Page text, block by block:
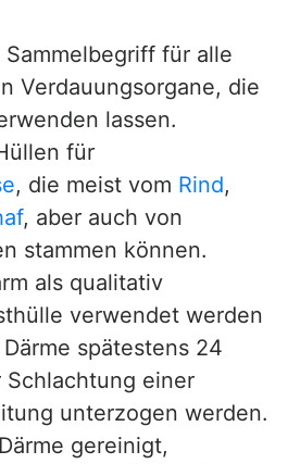
Sammelbegriff für alle
Verdauungsorgane, die
lassen.
für
, die meist vom Rind,
, aber auch von
stammen können.
als qualitativ
verwendet werden
spätestens 24
einer
unterzogen werden.
gereinigt,